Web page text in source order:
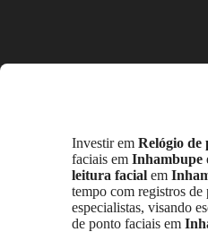
Investir em Relógio de
faciais em Inhambupe
leitura facial em
tempo com registros de
especialistas, visando
de ponto faciais em